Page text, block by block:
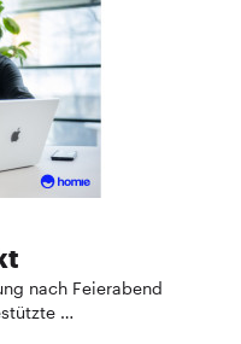
nach Feierabend
…